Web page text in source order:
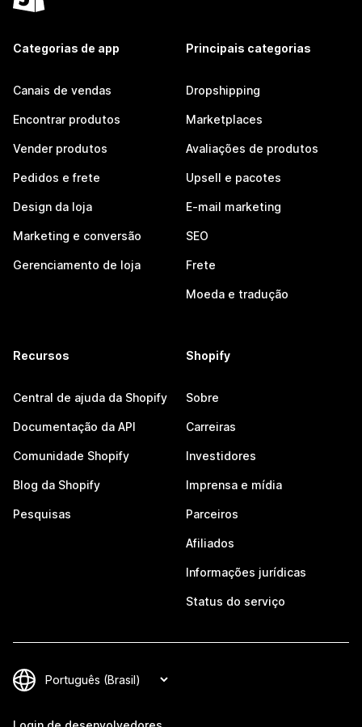
Categorias de app
Canais de vendas
Encontrar produtos
Vender produtos
Pedidos e frete
Design da loja
Marketing e conversão
Gerenciamento de loja
Principais categorias
Dropshipping
Marketplaces
Avaliações de produtos
Upsell e pacotes
E-mail marketing
SEO
Frete
Moeda e tradução
Recursos
Central de ajuda da Shopify
Documentação da API
Comunidade Shopify
Blog da Shopify
Pesquisas
Shopify
Sobre
Carreiras
Investidores
Imprensa e mídia
Parceiros
Afiliados
Informações jurídicas
Status do serviço